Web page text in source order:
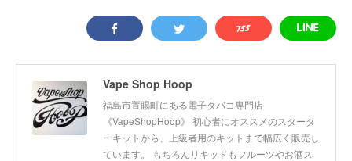
Vape Shop Hoop
福島市置賜町にある電子タバコ専門店
《VapeShopHoop》 初心者にオススメのスタータ
ーキットから、上級者用のキットまで幅広く販売し
ています。 もちろんリキッドもフルーツやお酒ス